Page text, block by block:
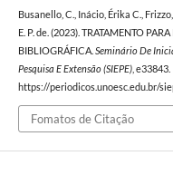
Busanello, C., Inácio, Érika C.,
E. P. de. (2023). TRATAMENTO
BIBLIOGRÁFICA. Seminário De
Pesquisa E Extensão (SIEPE),
https://periodicos.unoesc.edu.br/
Fomatos de Citação